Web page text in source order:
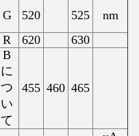
G 520 525
nm
R
620
630
B
に
つ
い
て
455 460 465